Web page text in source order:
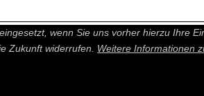
besseres und individuelleres Angebot
wenn Sie uns vorher hierzu Ihre
Zukunft widerrufen. Weitere Informationen